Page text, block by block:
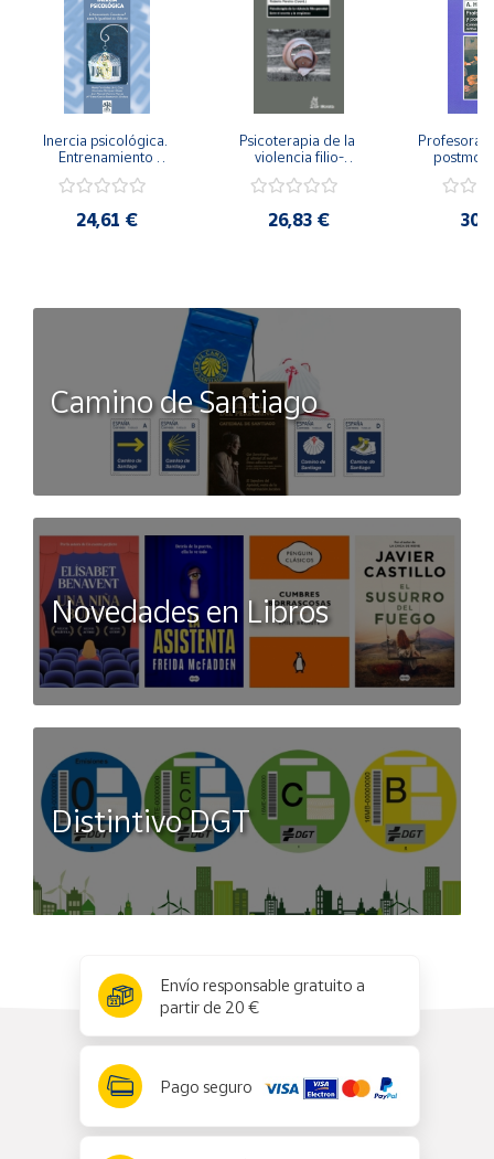
Inercia psicológica.
Entrenamiento
Igualdad de Género.
24,61 €
Psicoterapia de la
violencia filio-
secreto y la
26,83 €
Camino de Santiago
Novedades en Libros
Distintivo DGT
Envío responsable gratuito a
partir de 20 €
Pago seguro